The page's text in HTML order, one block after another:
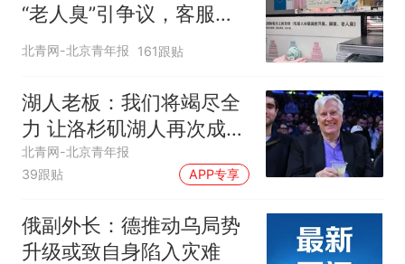
“老人臭”引争议，客服回
应
北青网-北京青年报 161跟贴
湖人老板：我们将竭尽全
力 让洛杉矶湖人再次成为
冠军之师
北青网-北京青年报
39跟贴
APP专享
俄副外长：德推动乌局势
升级或致自身陷入灾难